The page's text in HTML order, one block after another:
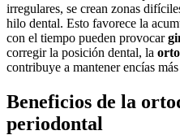
irregulares, se crean zonas
hilo dental. Esto favorece la
con el tiempo pueden provocar
corregir la posición dental, la
contribuye a mantener encías
Beneficios de la
periodontal